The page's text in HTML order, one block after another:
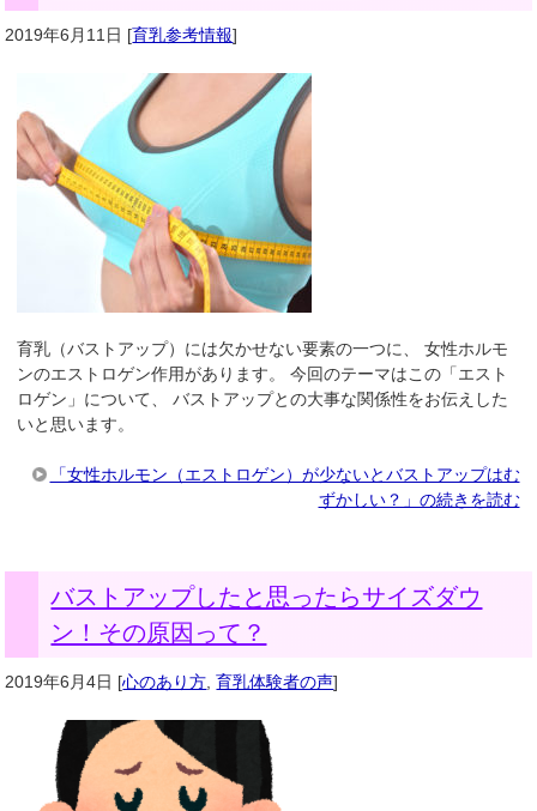
2019年6月11日 [育乳参考情報]
育乳（バストアップ）には欠かせない要素の一つに、 女性ホルモ
ンのエストロゲン作用があります。 今回のテーマはこの「エスト
ロゲン」について、 バストアップとの大事な関係性をお伝えした
いと思います。
「女性ホルモン（エストロゲン）が少ないとバストアップはむ
ずかしい？」の続きを読む
バストアップしたと思ったらサイズダウ
ン！その原因って？
2019年6月4日 [心のあり方 ,育乳体験者の声]